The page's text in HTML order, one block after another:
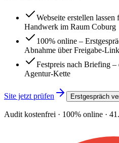
Webseite erstellen
Handwerk im Raum Coburg
100% online –
Abnahme über Freigabe-
Festpreis nach Briefing
Agentur-Kette
Site jetzt prüfen Erstgespräch
Audit kostenfrei · 100% online ·